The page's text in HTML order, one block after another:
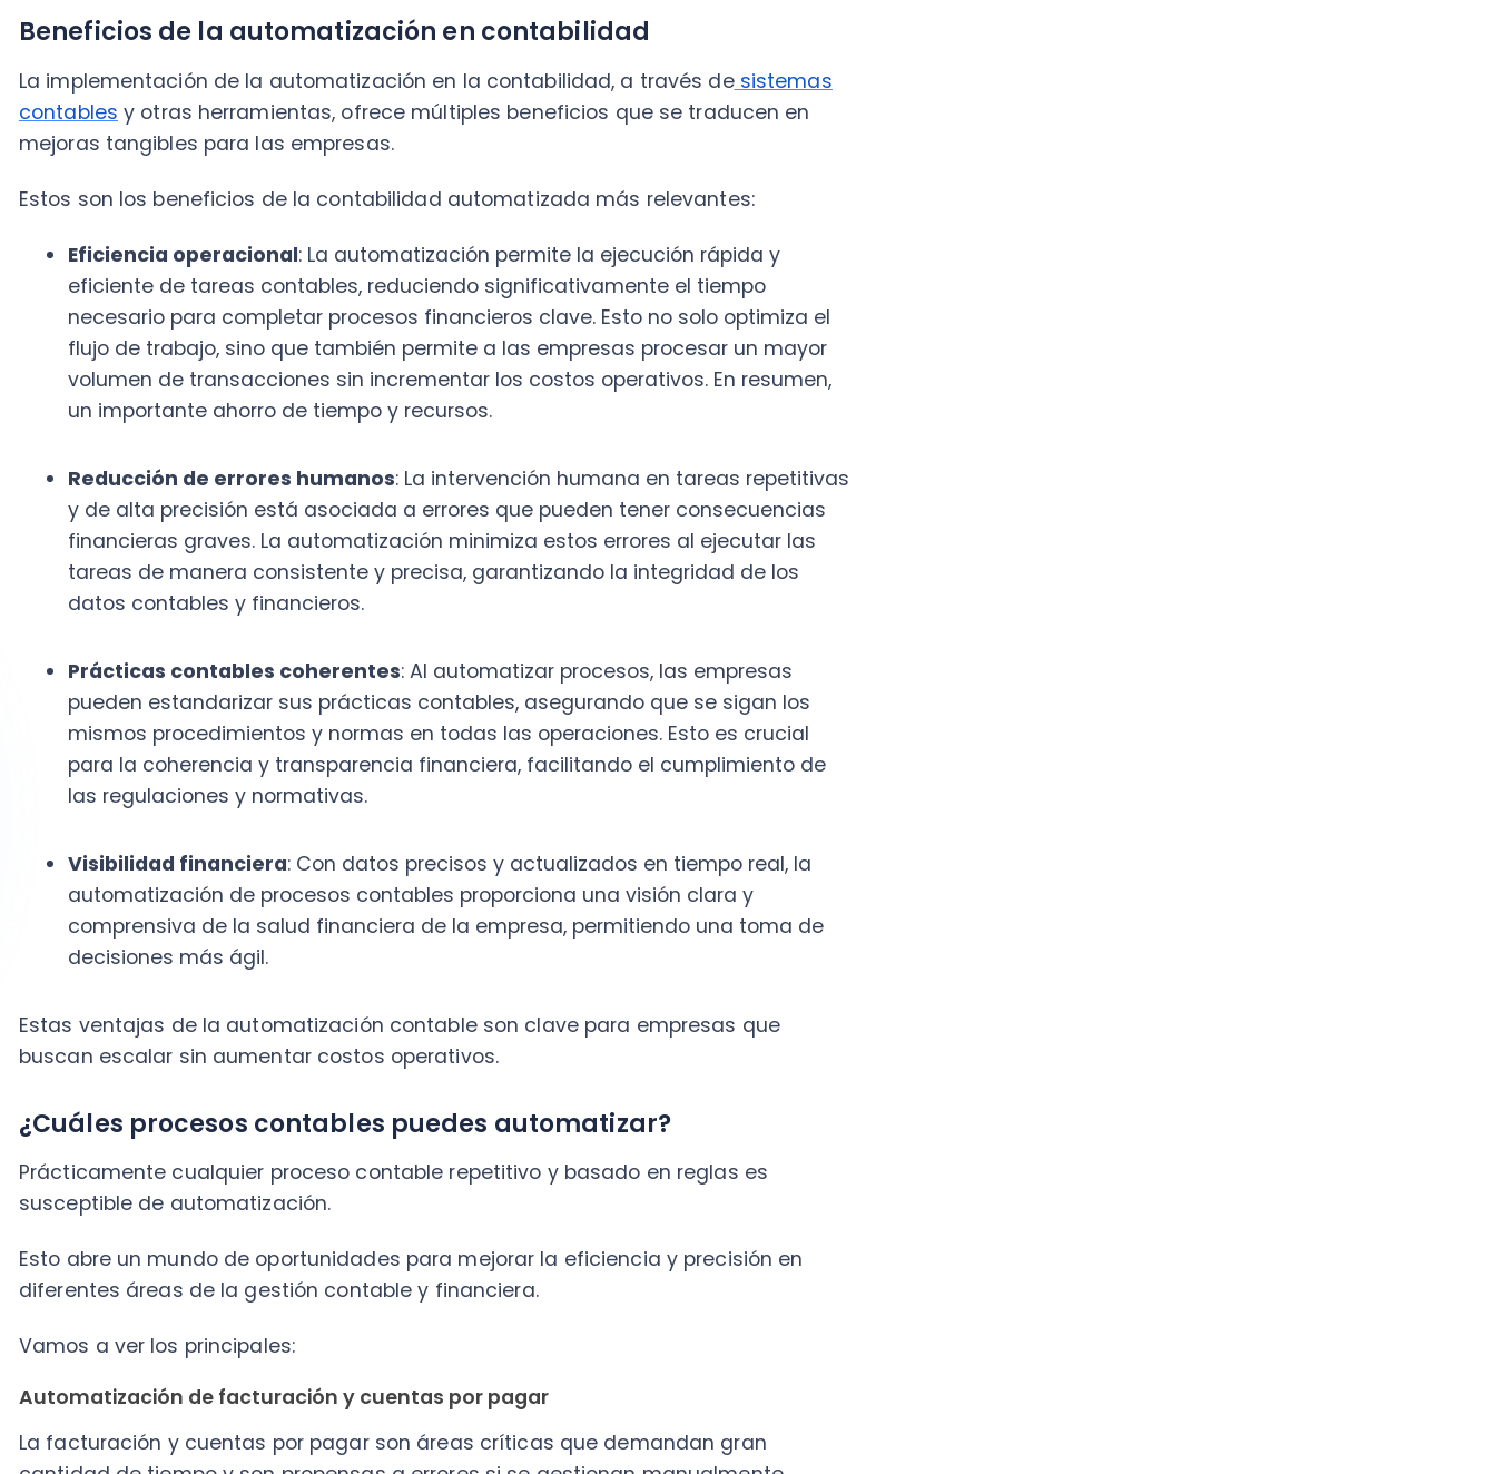
eficiente de tareas contables, reduciendo significativamente el tiempo
flujo de trabajo, sino que también permite a las empresas procesar un mayor
volumen de transacciones sin incrementar los costos operativos​. En resumen,
un importante ahorro de tiempo y recursos.
Reducción de errores humanos: La intervención humana en tareas repetitivas
financieras graves. La automatización minimiza estos errores al ejecutar las
tareas de manera consistente y precisa, garantizando la integridad de los
datos contables y financieros​​.
Prácticas contables coherentes : Al automatizar procesos, las empresas
pueden estandarizar sus prácticas contables, asegurando que se sigan los
para la coherencia y transparencia financiera, facilitando el cumplimiento de
Visibilidad financiera
: Con datos precisos y actualizados en tiempo real, la
automatización de procesos contables proporciona una visión clara y
comprensiva de la salud financiera de la empresa, permitiendo una toma de
Estas ventajas de la automatización contable son clave para empresas que
buscan escalar sin aumentar costos operativos.
¿Cuáles procesos contables puedes automatizar?
susceptible de automatización.
Esto abre un mundo de oportunidades para mejorar la eficiencia y precisión en
diferentes áreas de la gestión contable y financiera.
Automatización de facturación y cuentas por pagar
cantidad de tiempo y son propensas a errores si se gestionan manualmente.
La digitalización de facturas y su procesamiento automático transforman esta
realidad.
Generar, enviar y archivar facturas electrónicas y su gestión de forma
Validación de facturas automatizada, detectando inconsistencias y errores
Automatizar la gestión de cuentas a pagar, incluyendo aprobaciones y pagos.
Programar y ejecutar los pagos y cobros, asegurando que las obligaciones se
cumplan a tiempo, se mantenga un buen historial crediticio y mejorando la